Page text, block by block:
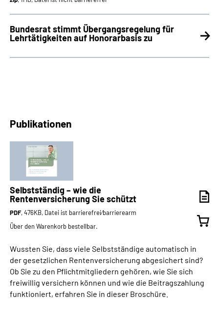
Bundesrat stimmt Übergangsregelung für
Lehrtätigkeiten auf Honorarbasis zu
Publikationen
Selbstständig – wie die
Rentenversicherung Sie schützt
PDF, 476KB, Datei ist barrierefrei⁄barrierearm
Über den Warenkorb bestellbar.
Wussten Sie, dass viele Selbstständige automatisch in
der gesetzlichen Rentenversicherung abgesichert sind?
Ob Sie zu den Pflichtmitgliedern gehören, wie Sie sich
freiwillig versichern können und wie die Beitragszahlung
funktioniert, erfahren Sie in dieser Broschüre.